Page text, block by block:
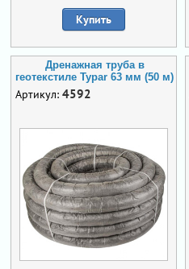
Купить
Дренажная труба в
геотекстиле Typar 63 мм (50 м)
Артикул: 4592